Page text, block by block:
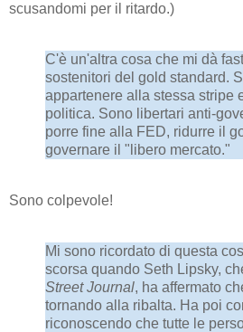
scusandomi per il ritardo.)
C'è un'altra cosa che mi dà
sostenitori del gold standard.
appartenere alla stessa stripe
politica. Sono libertari anti-
porre fine alla FED, ridurre il
governare il "libero mercato."
Sono colpevole!
Mi sono ricordato di questa
scorsa quando Seth Lipsky,
Street Journal, ha affermato
tornando alla ribalta. Ha poi
riconoscendo che tutte le